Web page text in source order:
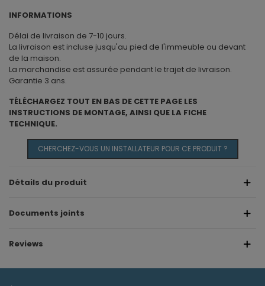
INFORMATIONS
Délai de livraison de 7-10 jours.
La livraison est incluse jusqu'au pied de l'immeuble ou devant
de la maison.
La marchandise est assurée pendant le trajet de livraison.
Garantie 3 ans.
TÉLÉCHARGEZ TOUT EN BAS DE CETTE PAGE LES
INSTRUCTIONS DE MONTAGE, AINSI QUE LA FICHE
TECHNIQUE.
CHERCHEZ-VOUS UN INSTALLATEUR POUR CE PRODUIT ?
Détails du produit
Documents joints
Reviews